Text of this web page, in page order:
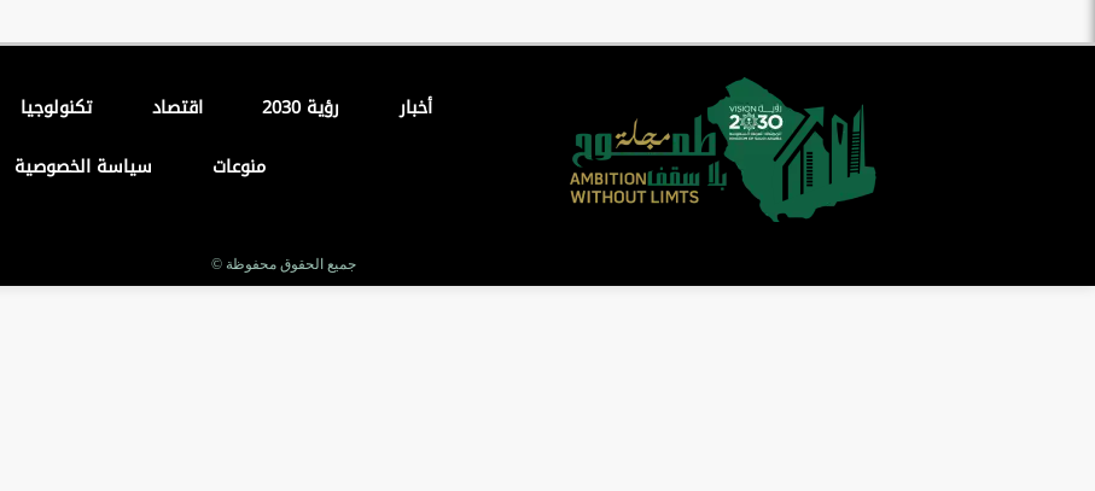
أخبار رؤية 2030 اقتصاد تكنولوجيا
منوعات
سياسة الخصوصية
جميع الحقوق محفوظة ©